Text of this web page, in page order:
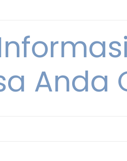
Anda